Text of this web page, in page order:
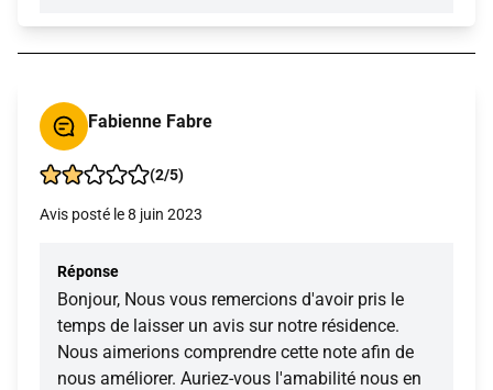
Fabienne Fabre
(2/5)
Avis posté le 8 juin 2023
Réponse
Bonjour, Nous vous remercions d'avoir pris le
temps de laisser un avis sur notre résidence.
Nous aimerions comprendre cette note afin de
nous améliorer. Auriez-vous l'amabilité nous en